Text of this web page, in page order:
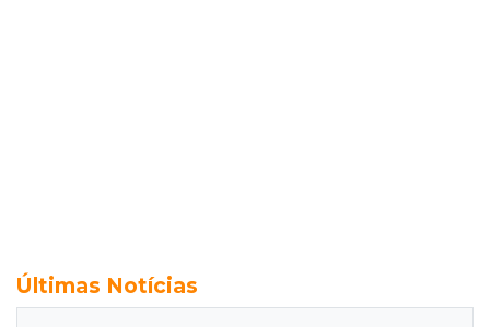
Últimas Notícias